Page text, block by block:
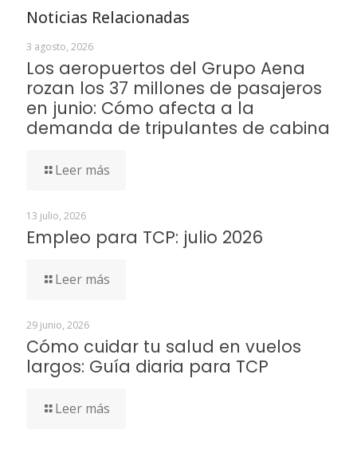
Noticias Relacionadas
3 agosto, 2026
Los aeropuertos del Grupo Aena
rozan los 37 millones de pasajeros
en junio: Cómo afecta a la
demanda de tripulantes de cabina
Leer más
13 julio, 2026
Empleo para TCP: julio 2026
Leer más
29 junio, 2026
Cómo cuidar tu salud en vuelos
largos: Guía diaria para TCP
Leer más